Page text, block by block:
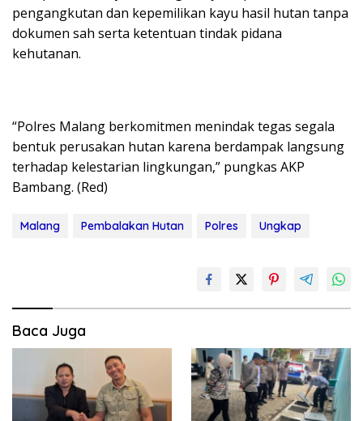
pengangkutan dan kepemilikan kayu hasil hutan tanpa
dokumen sah serta ketentuan tindak pidana
kehutanan.
“Polres Malang berkomitmen menindak tegas segala
bentuk perusakan hutan karena berdampak langsung
terhadap kelestarian lingkungan,” pungkas AKP
Bambang. (Red)
Malang Pembalakan Hutan Polres Ungkap
Baca Juga